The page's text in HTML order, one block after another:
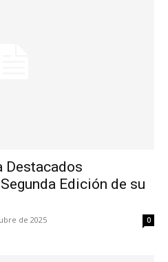
Destacados
Edición de su
de 2025 0